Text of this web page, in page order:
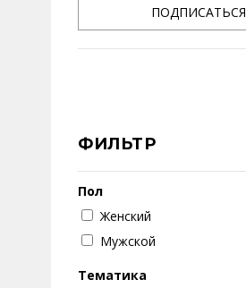
ПОДПИСАТЬСЯ
ФИЛЬТР
Пол
Женский
Мужской
Тематика